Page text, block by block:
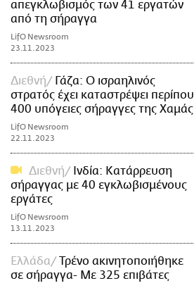
απεγκλωβισμός των 41 εργατών
από τη σήραγγα
LifO Newsroom
23.11.2023
Διεθνή
Γάζα: Ο ισραηλινός
στρατός έχει καταστρέψει περίπου
400 υπόγειες σήραγγες της Χαμάς
LifO Newsroom
22.11.2023
Διεθνή
Ινδία: Κατάρρευση
σήραγγας με 40 εγκλωβισμένους
εργάτες
LifO Newsroom
13.11.2023
Ελλάδα
Τρένο ακινητοποιήθηκε
σε σήραγγα- Με 325 επιβάτες